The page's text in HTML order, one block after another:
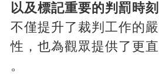
以及標記重要的判罰時刻
不僅提升了裁判工作的
性，也為觀眾提供了更
。